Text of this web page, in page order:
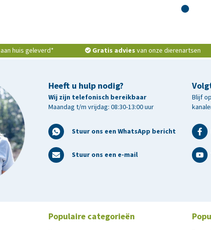
aan huis geleverd* Gratis advies van onze dierenartsen
Heeft u hulp nodig?
Wij zijn telefonisch bereikbaar
Maandag t/m vrijdag: 08:30-13:00 uur
Stuur ons een WhatsApp bericht
Stuur ons een e-mail
Blijf
Populaire categorieën